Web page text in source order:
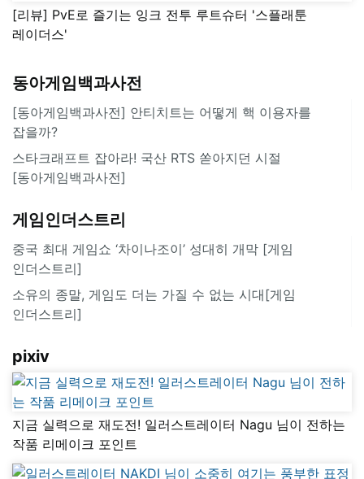
[리뷰] PvE로 즐기는 잉크 전투 루트슈터 '스플래툰
레이더스'
동아게임백과사전
[동아게임백과사전] 안티치트는 어떻게 핵 이용자를
잡을까?
스타크래프트 잡아라! 국산 RTS 쏟아지던 시절
[동아게임백과사전]
게임인더스트리
중국 최대 게임쇼 ‘차이나조이’ 성대히 개막 [게임
인더스트리]
소유의 종말, 게임도 더는 가질 수 없는 시대[게임
인더스트리]
pixiv
지금 실력으로 재도전! 일러스트레이터 Nagu 님이 전하는
작품 리메이크 포인트